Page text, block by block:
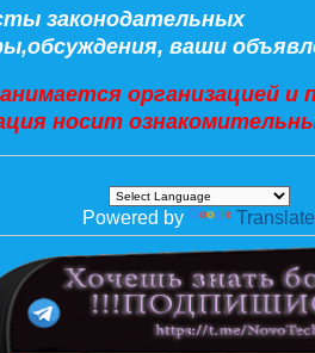
законодательных
ваши
организацией
носит
Powered by Translate